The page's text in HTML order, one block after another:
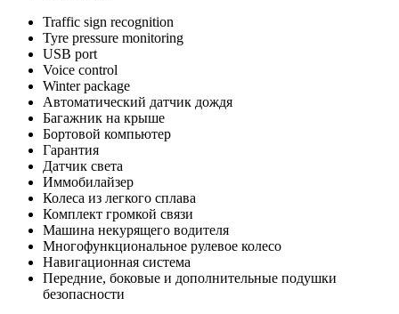
Traffic sign recognition
Tyre pressure monitoring
USB port
Voice control
Winter package
Автоматический датчик дождя
Багажник на крыше
Бортовой компьютер
Гарантия
Датчик света
Иммобилайзер
Колеса из легкого сплава
Комплект громкой связи
Машина некурящего водителя
Многофункциональное рулевое колесо
Навигационная система
Передние, боковые и дополнительные подушки
безопасности